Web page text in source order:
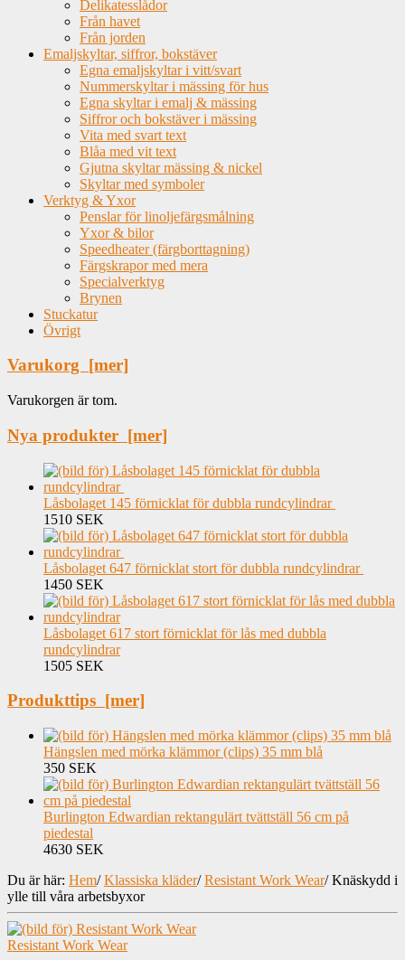
Delikatesslådor
Från havet
Från jorden
Emaljskyltar, siffror, bokstäver
Egna emaljskyltar i vitt/svart
Nummerskyltar i mässing för hus
Egna skyltar i emalj & mässing
Siffror och bokstäver i mässing
Vita med svart text
Blåa med vit text
Gjutna skyltar mässing & nickel
Skyltar med symboler
Verktyg & Yxor
Penslar för linoljefärgsmålning
Yxor & bilor
Speedheater (färgborttagning)
Färgskrapor med mera
Specialverktyg
Brynen
Stuckatur
Övrigt
Varukorg [mer]
Varukorgen är tom.
Nya produkter [mer]
Låsbolaget 145 förnicklat för dubbla rundcylindrar
1510 SEK
Låsbolaget 647 förnicklat stort för dubbla rundcylindrar
1450 SEK
Låsbolaget 617 stort förnicklat för lås med dubbla
rundcylindrar
1505 SEK
Produkttips [mer]
Hängslen med mörka klämmor (clips) 35 mm blå
350 SEK
Burlington Edwardian rektangulärt tvättställ 56 cm på
piedestal
4630 SEK
Du är här: Hem/ Klassiska kläder/ Resistant Work Wear/Knäskydd i
ylle till våra arbetsbyxor
Resistant Work Wear